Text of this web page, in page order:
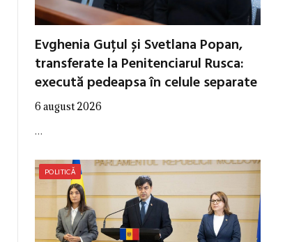
Evghenia Guțul și Svetlana Popan,
transferate la Penitenciarul Rusca:
execută pedeapsa în celule separate
6 august 2026
…
POLITICĂ